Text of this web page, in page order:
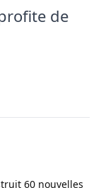
de
60 nouvelles